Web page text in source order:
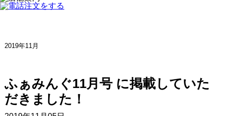
2019年11月
ふぁみんぐ11月号 に掲載していた
だきました！